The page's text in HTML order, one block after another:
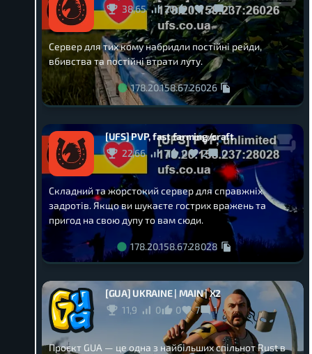
38,65
20 1 2 1
Сервер для тих кому набридли постійні рейди,
вбивства та постійні втрати луту.
178.20.158.67:26026
[UFS] PVP, fast farming/craft
22,66
7 0 2 0
Складний та жорстокий сервер для справжніх
задротів. Якщо ви шукаєте гострих вражень та
пригод на свою дупу то вам сюди.
178.20.158.67:28028
[GUA] UKRAINE | MAIN | X2
11,9
0 0 7 1
Проєкт GUA — це одна з найбільших спільнот Rust в